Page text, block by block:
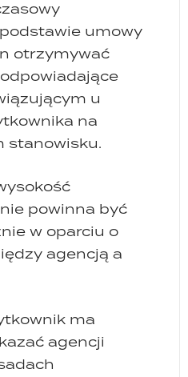
umowy
otrzymywać
u
na
stanowisku.
powinna być
w oparciu o
agencją a
ma
agencji